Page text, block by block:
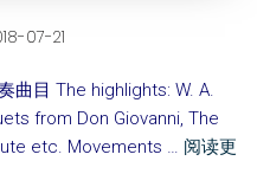
07-21
曲目 The highlights: W. A.
from Don Giovanni, The
etc. Movements … 阅读更